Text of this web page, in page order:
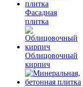
Фасадная
плитка
Облицовочный
кирпич